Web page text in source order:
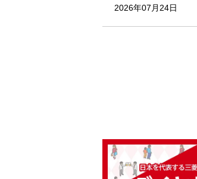
2026年07月24日